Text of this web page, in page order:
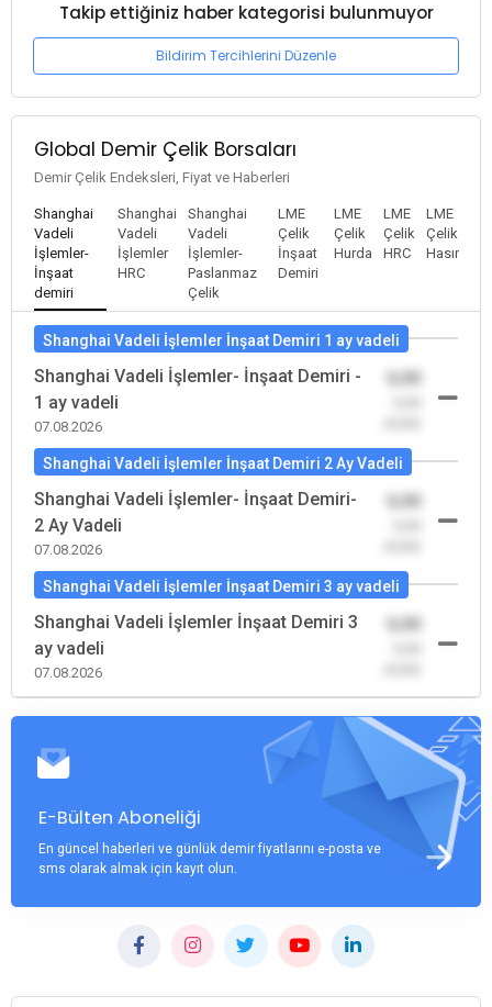
Takip ettiğiniz haber kategorisi bulunmuyor
Bildirim Tercihlerini Düzenle
Global Demir Çelik Borsaları
Demir Çelik Endeksleri, Fiyat ve Haberleri
Shanghai
Vadeli
İşlemler-
İnşaat
demiri
Shanghai
Vadeli
İşlemler
HRC
Shanghai
Vadeli
İşlemler-
Paslanmaz
Çelik
LME
Çelik
İnşaat
Demiri
LME
Çelik
Hurda
LME
Çelik
HRC
LME
Çelik
Hasır
Shanghai Vadeli İşlemler İnşaat Demiri 1 ay vadeli
Shanghai Vadeli İşlemler- İnşaat Demiri -
1 ay vadeli
07.08.2026
0,00
Shanghai Vadeli İşlemler İnşaat Demiri 2 Ay Vadeli
Shanghai Vadeli İşlemler- İnşaat Demiri-
2 Ay Vadeli
07.08.2026
0,00
Shanghai Vadeli İşlemler İnşaat Demiri 3 ay vadeli
Shanghai Vadeli İşlemler İnşaat Demiri 3
ay vadeli
07.08.2026
0,00
E-Bülten Aboneliği
En güncel haberleri ve günlük demir fiyatlarını e-posta ve
sms olarak almak için kayıt olun.